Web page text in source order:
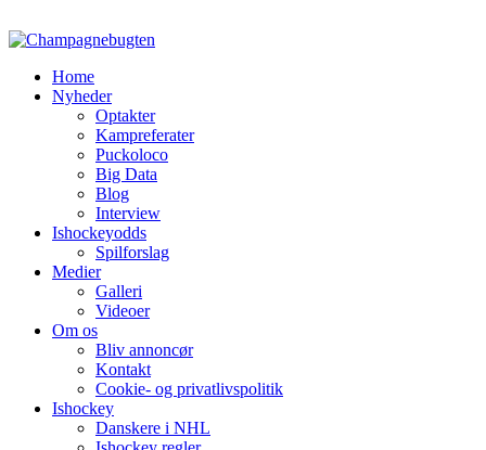
Home
Nyheder
Optakter
Kampreferater
Puckoloco
Big Data
Blog
Interview
Ishockeyodds
Spilforslag
Medier
Galleri
Videoer
Om os
Bliv annoncør
Kontakt
Cookie- og privatlivspolitik
Ishockey
Danskere i NHL